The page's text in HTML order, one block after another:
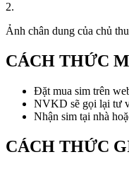
2.
Ảnh chân dung của chủ
CÁCH THỨC
Đặt mua sim trên
NVKD sẽ gọi lại tư
Nhận sim tại nhà
CÁCH THỨC